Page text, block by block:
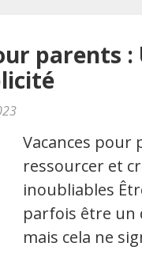
parents
Vacances pour
ressourcer et
inoubliables
parfois être un
mais cela ne